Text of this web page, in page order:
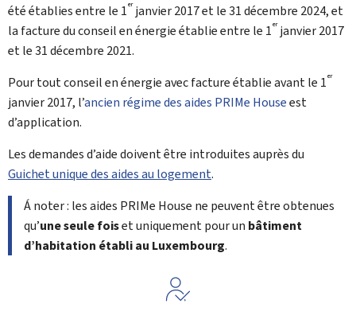
été établies entre le 1er janvier 2017 et le 31 décembre 2024, et
la facture du conseil en énergie établie entre le 1er janvier 2017
et le 31 décembre 2021.
Pour tout conseil en énergie avec facture établie avant le 1er
janvier 2017, l’ancien régime des aides PRIMe Houseest
d’application.
Les demandes d’aide doivent être introduites auprès du
Guichet unique des aides au logement.
Á noter : les aides PRIMe House ne peuvent être obtenues
qu’une seule foiset uniquement pour un bâtiment
d’habitation établi au Luxembourg.